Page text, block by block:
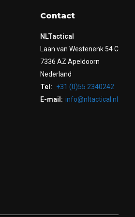
Contact
NLTactical
Laan van Westenenk 54 C
7336 AZ Apeldoorn
Nederland
Tel:
+31 (0)55 2340242
E-mail: info@nltactical.nl